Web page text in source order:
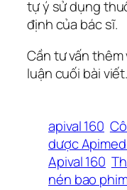
tự ý sử dụng
định của bác sĩ.
Cần tư vấn thêm
luận cuối bài viết.
apival 160
dược Apimed
Apival 160
nén bao